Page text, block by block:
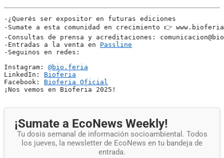
-¿Querés ser expositor en futuras ediciones
-Sumate a esta comunidad en crecimiento 👉
-Consultas de prensa y acreditaciones:
-Entradas a la venta en Passline
-Seguinos en redes:
Instagram: @bio.feria
LinkedIn: Bioferia
Facebook: Bioferia Oficial
¡Nos vemos en Bioferia 2025!
¡Sumate a EcoNews Weekly!
Tu dosis semanal de información socioambiental. Todos
los jueves, la newsletter de EcoNews en tu bandeja de
entrada.